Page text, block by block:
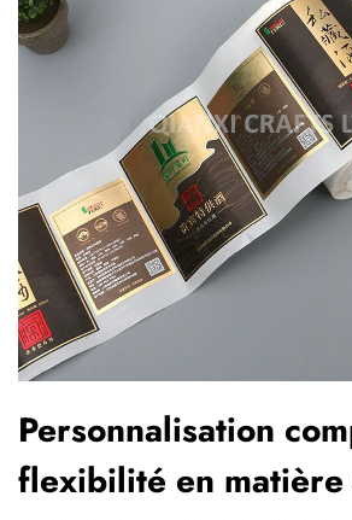
Personnalisation
flexibilité en matière